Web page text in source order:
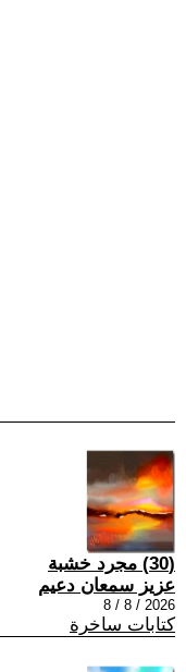
(30) مجرد خشبة
عزيز سمعان دعيم
2026 / 8 / 8
كتابات ساخرة